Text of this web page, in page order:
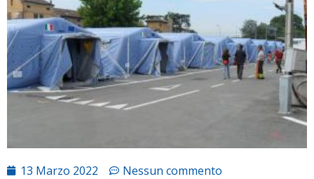
13 Marzo 2022 Nessun commento